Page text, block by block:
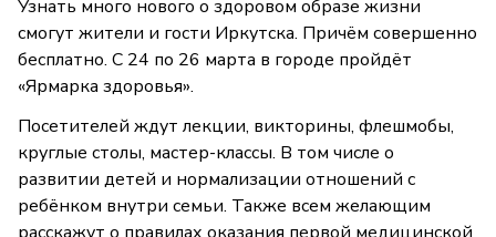
Узнать много нового о здоровом образе жизни
смогут жители и гости Иркутска. Причём совершенно
бесплатно. С 24 по 26 марта в городе пройдёт
«Ярмарка здоровья».
Посетителей ждут лекции, викторины, флешмобы,
круглые столы, мастер-классы. В том числе о
развитии детей и нормализации отношений с
ребёнком внутри семьи. Также всем желающим